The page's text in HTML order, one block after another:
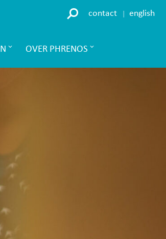
contact english
OVER PHRENOS